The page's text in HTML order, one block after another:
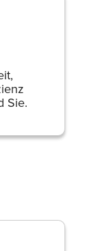
Sie.